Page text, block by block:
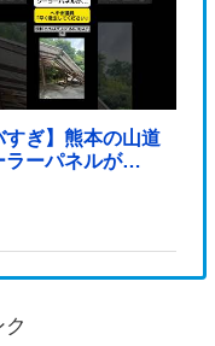
すぎ】熊本の山道
ラーパネルが…